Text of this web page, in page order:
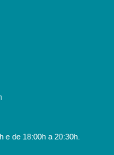
e de 18:00h a 20:30h.